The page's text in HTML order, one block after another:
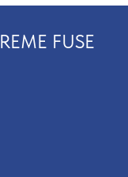
FUSE